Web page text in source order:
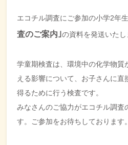
エコチル調査にご参加の小学2年
査のご案内｣の資料を発送いたし
学童期検査は、環境中の化学物質
える影響について、お子さんに直
得るために行う検査です。
みなさんのご協力がエコチル調査
す。ご参加をお待ちしております。